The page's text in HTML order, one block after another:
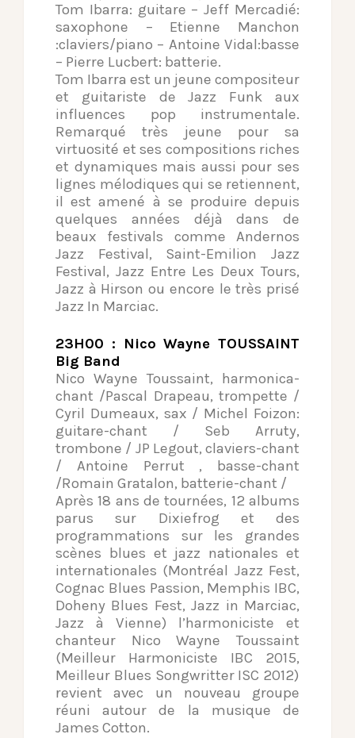
Tom Ibarra: guitare – Jeff Mercadié:
saxophone – Etienne Manchon
:claviers/piano – Antoine Vidal:basse
– Pierre Lucbert: batterie.
Tom Ibarra est un jeune compositeur
et guitariste de Jazz Funk aux
influences pop instrumentale.
Remarqué très jeune pour sa
virtuosité et ses compositions riches
et dynamiques mais aussi pour ses
lignes mélodiques qui se retiennent,
il est amené à se produire depuis
quelques années déjà dans de
beaux festivals comme Andernos
Jazz Festival, Saint-Emilion Jazz
Festival, Jazz Entre Les Deux Tours,
Jazz à Hirson ou encore le très prisé
Jazz In Marciac.
23H00 : Nico Wayne TOUSSAINT
Big Band
Nico Wayne Toussaint, harmonica-
chant /Pascal Drapeau, trompette /
Cyril Dumeaux, sax / Michel Foizon:
guitare-chant / Seb Arruty,
trombone / JP Legout, claviers-chant
/ Antoine Perrut , basse-chant
/Romain Gratalon, batterie-chant /
Après 18 ans de tournées, 12 albums
parus sur Dixiefrog et des
programmations sur les grandes
scènes blues et jazz nationales et
internationales (Montréal Jazz Fest,
Cognac Blues Passion, Memphis IBC,
Doheny Blues Fest, Jazz in Marciac,
Jazz à Vienne) l’harmoniciste et
chanteur Nico Wayne Toussaint
(Meilleur Harmoniciste IBC 2015,
Meilleur Blues Songwritter ISC 2012)
revient avec un nouveau groupe
réuni autour de la musique de
James Cotton.